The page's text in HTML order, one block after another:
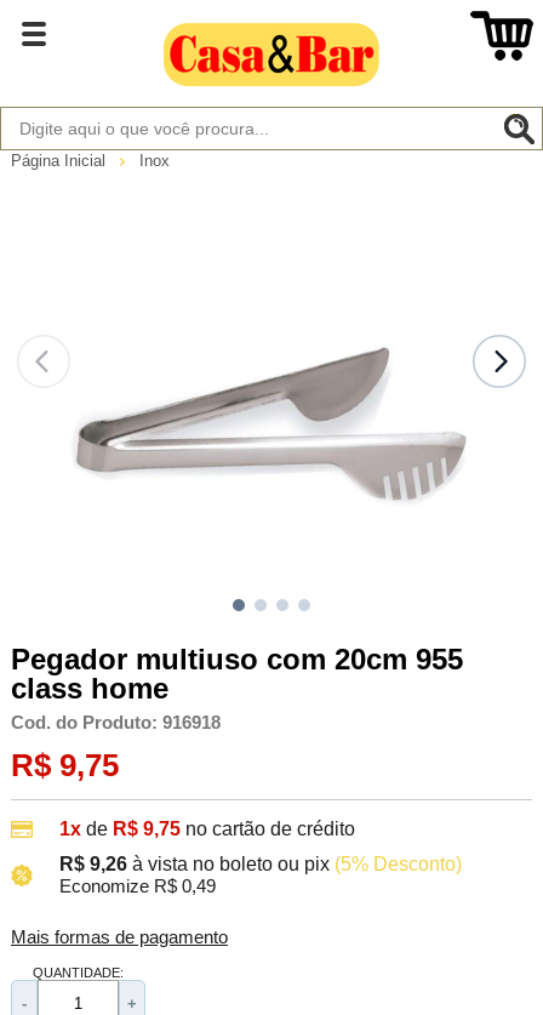
Página Inicial Inox
Pegador multiuso com 20cm 955
class home
Cod. do Produto: 916918
R$ 9,75
1xde R$ 9,75 no cartão de crédito
R$ 9,26 à vista no boleto ou pix (5% Desconto)
Economize R$ 0,49
Mais formas de pagamento
QUANTIDADE:
- +